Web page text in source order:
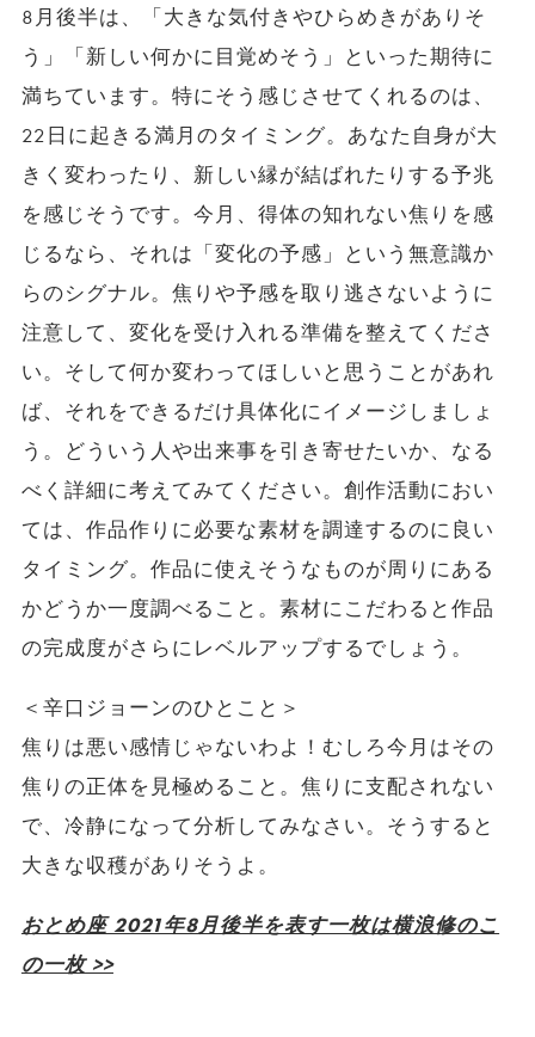
8月後半は、「大きな気付きやひらめきがありそ
う」「新しい何かに目覚めそう」といった期待に
満ちています。特にそう感じさせてくれるのは、
22日に起きる満月のタイミング。あなた自身が大
きく変わったり、新しい縁が結ばれたりする予兆
を感じそうです。今月、得体の知れない焦りを感
じるなら、それは「変化の予感」という無意識か
らのシグナル。焦りや予感を取り逃さないように
注意して、変化を受け入れる準備を整えてくださ
い。そして何か変わってほしいと思うことがあれ
ば、それをできるだけ具体化にイメージしましょ
う。どういう人や出来事を引き寄せたいか、なる
べく詳細に考えてみてください。創作活動におい
ては、作品作りに必要な素材を調達するのに良い
タイミング。作品に使えそうなものが周りにある
かどうか一度調べること。素材にこだわると作品
の完成度がさらにレベルアップするでしょう。
＜辛口ジョーンのひとこと＞
焦りは悪い感情じゃないわよ！むしろ今月はその
焦りの正体を見極めること。焦りに支配されない
で、冷静になって分析してみなさい。そうすると
大きな収穫がありそうよ。
おとめ座 2021年8月後半を表す一枚は横浪修のこ
の一枚 >>